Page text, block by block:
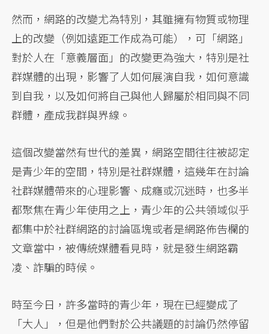
然而，網路的改變尤為特別，其雖擁有物質或物理
上的改變（例如遠距工作成為可能），可「網路」
對於人在「意義層面」的改變更為強大，特別是社
群媒體的出現，影響了人如何展演自我，如何意識
到自我，以及如何將自己與他人歸屬於相同與不同
群體，產成我群與界線。
這個改變當然有世代的差異，網路空間往往被認定
是青少年的空間，特別是社群媒體，這幾年在討論
社群媒體帶來的心理影響、成癮或沉迷時，也多半
都聚焦在青少年使用之上，青少年的公共領域似乎
都集中於社群網路的討論區塊或者是網路佈告欄的
文章當中，被傳統媒體看見時，就是發生網路霸
凌、詐騙的時候。
時至今日，許多當時的青少年，現在已經變成了
「大人」，但是他們對於公共議題的討論仍然停留